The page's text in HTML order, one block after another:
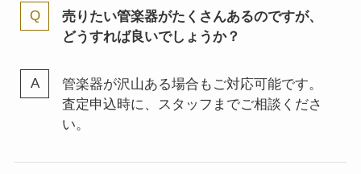
売りたい管楽器がたくさんあるのですが、
どうすれば良いでしょうか？
管楽器が沢山ある場合もご対応可能です。
査定申込時に、スタッフまでご相談くださ
い。